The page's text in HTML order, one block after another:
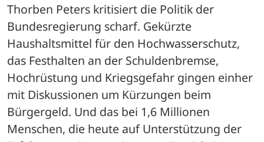
Thorben Peters kritisiert die Politik der
Bundesregierung scharf. Gekürzte
Haushaltsmittel für den Hochwasserschutz,
das Festhalten an der Schuldenbremse,
Hochrüstung und Kriegsgefahr gingen einher
mit Diskussionen um Kürzungen beim
Bürgergeld. Und das bei 1,6 Millionen
Menschen, die heute auf Unterstützung der